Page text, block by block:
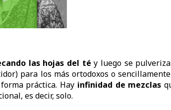
las hojas del té y luego se
para los más ortodoxos o
práctica. Hay infinidad de mezclas
es decir, solo.